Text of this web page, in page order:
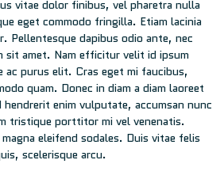
vitae dolor finibus, vel pharetra nulla
eget commodo fringilla. Etiam lacinia
Pellentesque dapibus odio ante, nec
sit amet. Nam efficitur velit id ipsum
ac purus elit. Cras eget mi faucibus,
quam. Donec in diam a diam laoreet
enim vulputate, accumsan nunc
tristique porttitor mi vel venenatis.
eleifend sodales. Duis vitae felis
scelerisque arcu.